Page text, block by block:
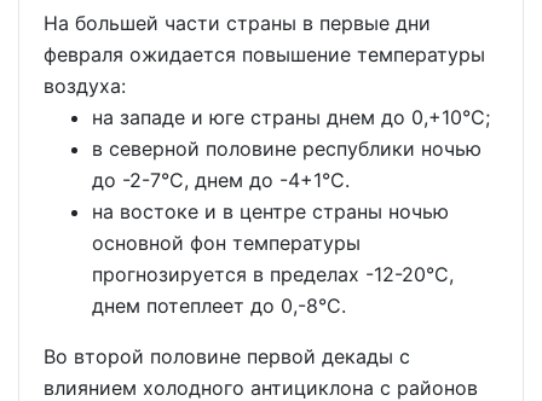
На большей части страны в первые дни
февраля ожидается повышение температуры
воздуха:
на западе и юге страны днем до 0,+10°С;
в северной половине республики ночью
до -2-7°С, днем до -4+1°С.
на востоке и в центре страны ночью
основной фон температуры
прогнозируется в пределах -12-20°С,
днем потеплеет до 0,-8°С.
Во второй половине первой декады с
влиянием холодного антициклона с районов